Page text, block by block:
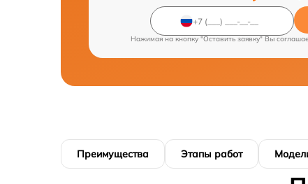
Нажимая на кнопку "Оставить заявку" Вы
Преимущества Этапы работ